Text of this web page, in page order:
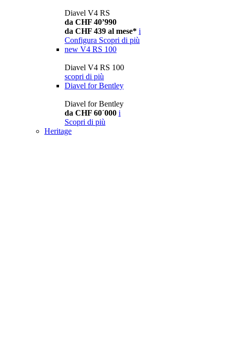
Diavel V4 RS
da CHF 40’990
da CHF 439 al mese* i
Configura Scopri di più
new V4 RS 100
Diavel V4 RS 100
scopri di più
Diavel for Bentley
Diavel for Bentley
da CHF 60´000 i
Scopri di più
Heritage